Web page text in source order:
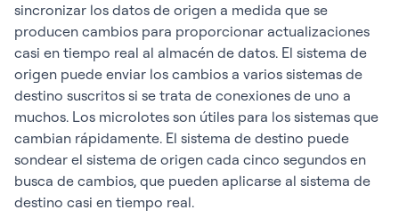
sincronizar los datos de origen a medida que se
producen cambios para proporcionar actualizaciones
casi en tiempo real al almacén de datos. El sistema de
origen puede enviar los cambios a varios sistemas de
destino suscritos si se trata de conexiones de uno a
muchos. Los microlotes son útiles para los sistemas que
cambian rápidamente. El sistema de destino puede
sondear el sistema de origen cada cinco segundos en
busca de cambios, que pueden aplicarse al sistema de
destino casi en tiempo real.